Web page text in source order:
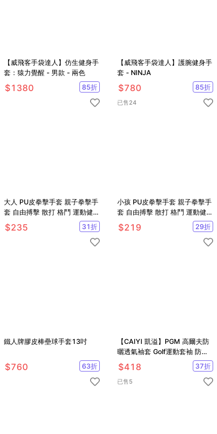
【威飛客手袋達人】仿生健身手
套：猿力覺醒 - 男款 - 兩色
$1380 85折
【威飛客手袋達人】護腕健身手
套 - NINJA
$780 85折
已售24
大人 PU皮拳擊手套 親子拳擊手
套 自由搏擊 散打 格鬥 運動健身
打沙袋【SV61226】
$235 31折
小孩 PU皮拳擊手套 親子拳擊手
套 自由搏擊 散打 格鬥 運動健身
打沙袋【SV61226】
$219 29折
鐵人牌膠皮棒壘球手套13吋
$760 63折
【CAIYI 凱溢】PGM 高爾夫防
曬透氣袖套 Golf運動套袖 防曬
手套 冰絲袖套
$418 37折
已售5